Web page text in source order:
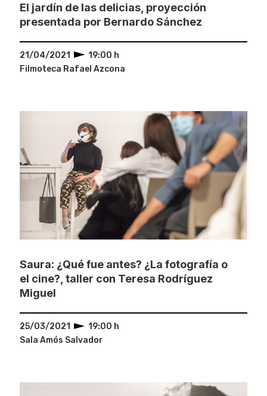
El jardín de las delicias, proyección
presentada por Bernardo Sánchez
21/04/2021
19:00 h
Filmoteca Rafael Azcona
Saura: ¿Qué fue antes? ¿La fotografía o
el cine?, taller con Teresa Rodríguez
Miguel
25/03/2021
19:00 h
Sala Amós Salvador